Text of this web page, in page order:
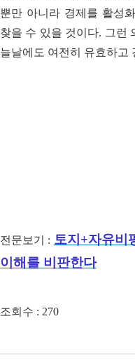
뿐만 아니라 경제를 활성
찾을 수 있을 것이다. 그런
늘날에도 여전히 유효하고
전문보기 : 토지+자유비
이해를 비판한다
조회수 : 270